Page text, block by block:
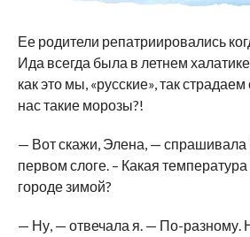
Ее родители репатриировались
Ида всегда была в летнем
как это мы, «русские», так
нас такие морозы?!
— Вот скажи, Элена, — спрашивала
первом слоге. – Какая
городе зимой?
— Ну, — отвечала я. — По-разному.